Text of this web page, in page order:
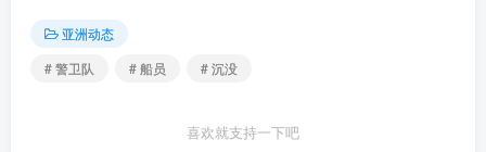
亚洲动态
# 警卫队
# 船员 # 沉没
喜欢就支持一下吧